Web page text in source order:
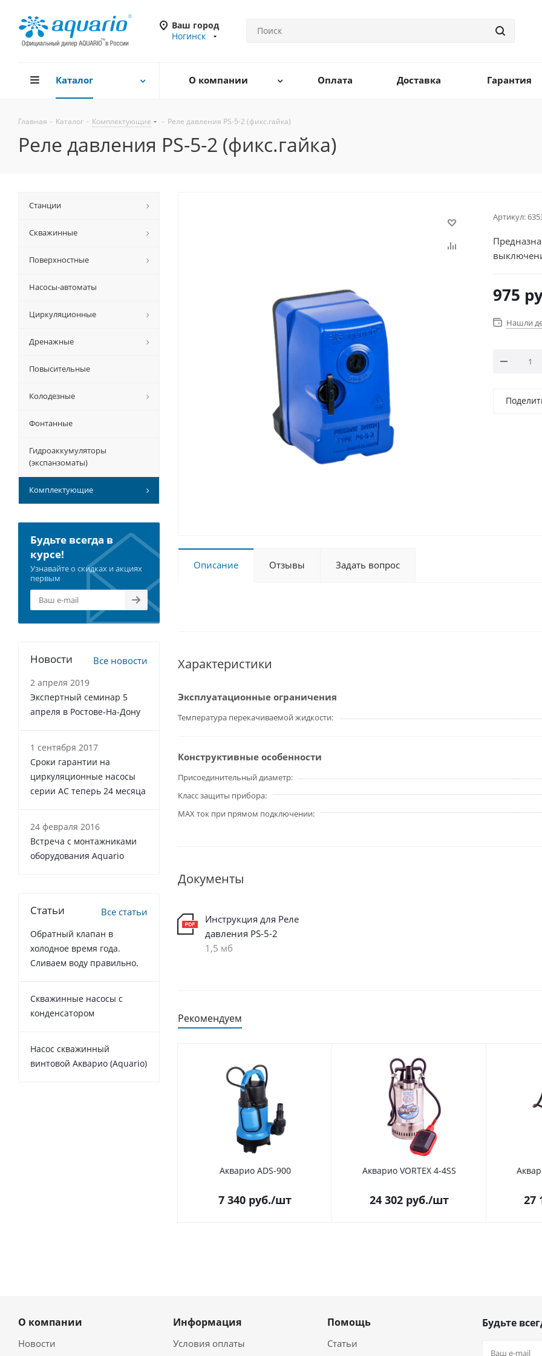
Ваш город
Ногинск
Каталог О компании Оплата Доставка Гарантия
Главная - Каталог - Комплектующие - Pеле давления PS-5-2 (фикс.гайка)
Pеле давления PS-5-2 (фикс.гайка)
Артикул:
975
Нашли
Описание Отзывы Задать вопрос
Характеристики
Эксплуатационные ограничения
Температура перекачиваемой жидкости
Конструктивные особенности
Присоединительный диаметр
Класс защиты прибора
MAX ток при прямом подключении
Документы
Инструкция для Pеле
давления PS-5-2
1,5 мб
Рекомендуем
Акварио ADS-900
7 340 руб./шт
Акварио VORTEX 4-4SS
24 302 руб./шт 27
Станции
Скважинные
Поверхностные
Насосы-автоматы
Циркуляционные
Дренажные
Повысительные
Колодезные
Фонтанные
Гидроаккумуляторы
(экспанзоматы)
Комплектующие
Будьте всегда в
курсе!
Узнавайте о скидках и акциях
первым
Новости Все новости
2 апреля 2019
Экспертный семинар 5
апреля в Ростове-На-Дону
1 сентября 2017
Сроки гарантии на
циркуляционные насосы
серии АС теперь 24 месяца
24 февраля 2016
Встреча с монтажниками
оборудования Aquario
Статьи Все статьи
Обратный клапан в
холодное время года.
Сливаем воду правильно.
Cкважинные насосы с
конденсатором
Насос скважинный
винтовой Акварио (Aquario)
О компании
Новости
Информация
Условия оплаты
Помощь
Статьи
Будьте